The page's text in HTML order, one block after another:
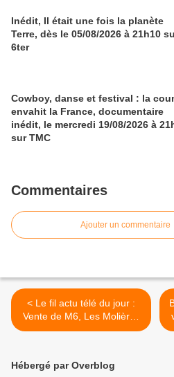
Inédit, Il était une fois la planète
Terre, dès le 05/08/2026 à 21h10
6ter
Cowboy, danse et festival : la
envahit la France, documentaire
inédit, le mercredi 19/08/2026 à
sur TMC
Commentaires
Ajouter un commentaire
< Le fil actu télé du jour :
Vente de M6, Les Molières
2021 annulés, Ruth Elkrief
Hébergé par Overblog